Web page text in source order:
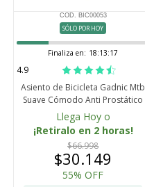
COD. BIC00053
SÓLO POR HOY
Finaliza en: 18:13:16
4.9
Asiento de Bicicleta Gadnic Mtb
Suave Cómodo Anti Prostático
Llega Hoy o
¡Retiralo en 2 horas!
$66.998
$30.149
55% OFF